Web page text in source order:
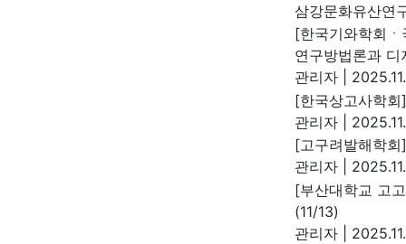
삼강문화유산연
[한국기와학회
연구방법론과
관리자
[한국상고사학
관리자
[고구려발해학
관리자
[부산대학교 고
(11/13)
관리자